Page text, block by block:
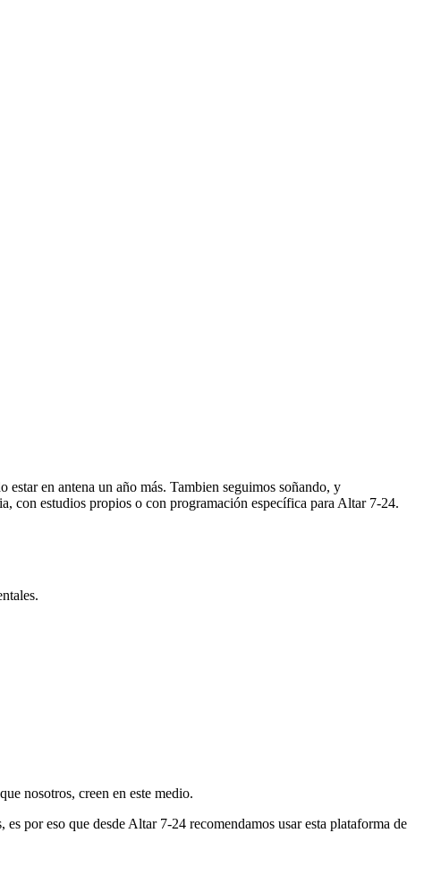
en antena un año más. Tambien seguimos soñando, y
con estudios propios o con programación específica para Altar 7-24.
nosotros, creen en este medio.
por eso que desde Altar 7-24 recomendamos usar esta plataforma de